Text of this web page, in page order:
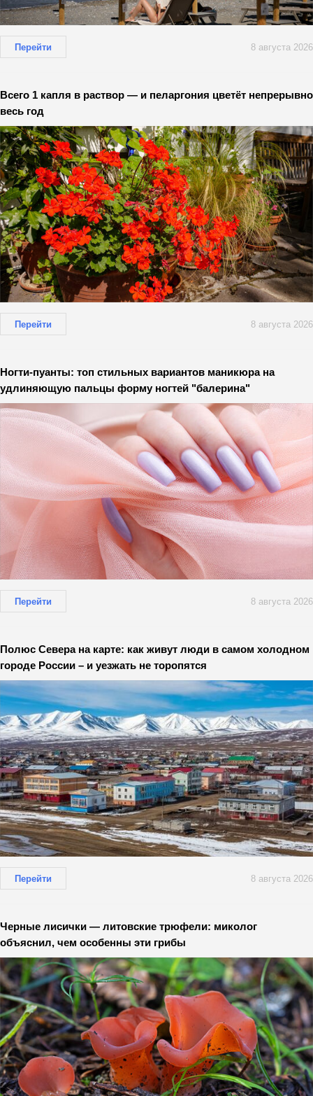
Перейти 8 августа 2026
Всего 1 капля в раствор — и пеларгония цветёт непрерывно
весь год
Перейти 8 августа 2026
Ногти-пуанты: топ стильных вариантов маникюра на
удлиняющую пальцы форму ногтей "балерина"
Перейти 8 августа 2026
Полюс Севера на карте: как живут люди в самом холодном
городе России – и уезжать не торопятся
Перейти 8 августа 2026
Черные лисички — литовские трюфели: миколог
объяснил, чем особенны эти грибы